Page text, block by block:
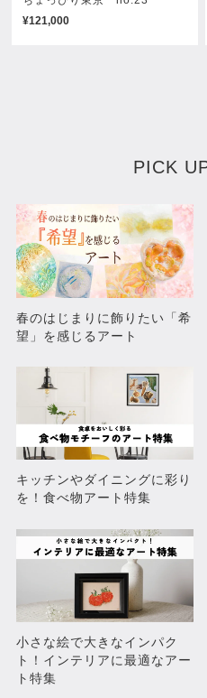
静かなるひと時
休日の午後 part2
¥85,800
PRINCESS GARDEN
¥121,000
PICK
春のはじまりに飾りたい「希
望」を感じるアート
キッチンやダイニングに彩り
を！食べ物アート特集
小さな絵で大きなインパク
ト！インテリアに最適なアー
ト特集